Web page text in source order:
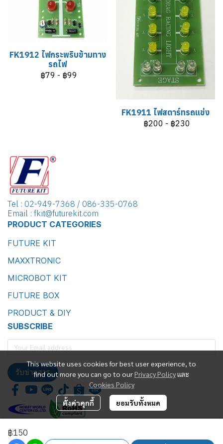
FK1912 ไฟกระพริบข้ามทาง
รถไฟ
฿79 - ฿99
FK1911 ไฟสตาร์ทรถแข่ง
฿200 - ฿230
฿150
This website uses cookies for best user experience, to
find out more you can go to ourPrivacy Policyและ
Cookies Policy
ตั้งค่าคุกกี้ ยอมรับทั้งหมด
Tel : 02-949-7368 / 086-335-0768
Email : fkit@futurekit.com
PRODUCT CATEGORIES
FUTURE KIT
MAXXTRONIC
MICROBOT KIT
FUTURE BOX
PRODUCT & DIY
SUBSCRIBE
รับข่าวสาร